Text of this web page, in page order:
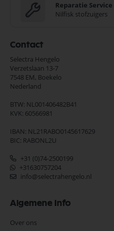
Reparatie Service
Nilfisk stofzuigers
Contact
Selectra Hengelo
Verzetslaan 13-7
7548 EM, Boekelo
Nederland
BTW: NL001406482B41
KVK: 60566981
IBAN: NL21RABO0145617629
BIC: RABONL2U
+31 (0)74-2500199
+31630757204
info@selectrahengelo.nl
Algemene Info
Over ons